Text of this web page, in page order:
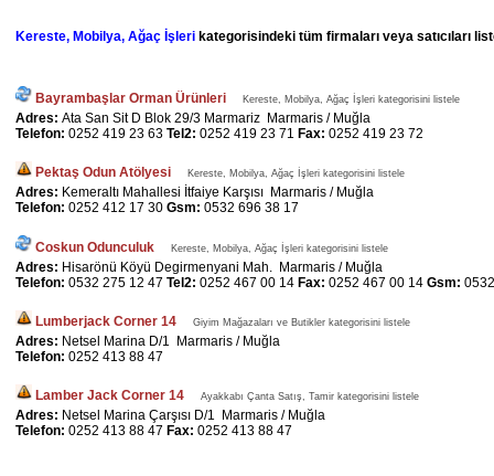
Kereste, Mobilya, Ağaç İşleri kategorisindeki tüm firmaları veya satıcıları
Bayrambaşlar Orman Ürünleri Kereste, Mobilya, Ağaç İşleri kategorisini listele
Adres: Ata San Sit D Blok 29/3 Marmariz Marmaris / Muğla
Telefon: 0252 419 23 63 Tel2: 0252 419 23 71 Fax: 0252 419 23 72
Pektaş Odun Atölyesi Kereste, Mobilya, Ağaç İşleri kategorisini listele
Adres: Kemeraltı Mahallesi İtfaiye Karşısı Marmaris / Muğla
Telefon: 0252 412 17 30 Gsm: 0532 696 38 17
Coskun Odunculuk Kereste, Mobilya, Ağaç İşleri kategorisini listele
Adres: Hisarönü Köyü Degirmenyani Mah. Marmaris / Muğla
Telefon: 0532 275 12 47 Tel2: 0252 467 00 14 Fax: 0252 467 00 14 Gsm:
Lumberjack Corner 14 Giyim Mağazaları ve Butikler kategorisini listele
Adres: Netsel Marina D/1 Marmaris / Muğla
Telefon: 0252 413 88 47
Lamber Jack Corner 14 Ayakkabı Çanta Satış, Tamir kategorisini listele
Adres: Netsel Marina Çarşısı D/1 Marmaris / Muğla
Telefon: 0252 413 88 47 Fax: 0252 413 88 47